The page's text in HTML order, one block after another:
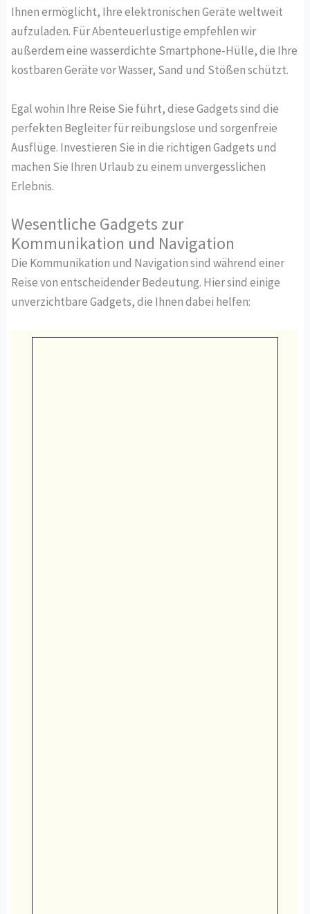
Ihnen ermöglicht, Ihre elektronischen Geräte weltweit
aufzuladen. Für Abenteuerlustige empfehlen wir
außerdem eine wasserdichte Smartphone-Hülle, die Ihre
kostbaren Geräte vor Wasser, Sand und Stößen schützt.
Egal wohin Ihre Reise Sie führt, diese Gadgets sind die
perfekten Begleiter für reibungslose und sorgenfreie
Ausflüge. Investieren Sie in die richtigen Gadgets und
machen Sie Ihren Urlaub zu einem unvergesslichen
Erlebnis.
Wesentliche Gadgets zur
Kommunikation und Navigation
Die Kommunikation und Navigation sind während einer
Reise von entscheidender Bedeutung. Hier sind einige
unverzichtbare Gadgets, die Ihnen dabei helfen: